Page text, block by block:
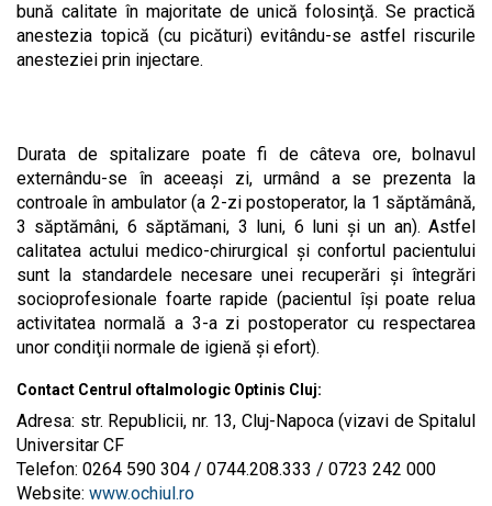
bună calitate în majoritate de unică folosinţă. Se practică
anestezia topică (cu picături) evitându-se astfel riscurile
anesteziei prin injectare.
Durata de spitalizare poate fi de câteva ore, bolnavul
externându-se în aceeaşi zi, urmând a se prezenta la
controale în ambulator (a 2-zi postoperator, la 1 săptămână,
3 săptămâni, 6 săptămani, 3 luni, 6 luni şi un an). Astfel
calitatea actului medico-chirurgical şi confortul pacientului
sunt la standardele necesare unei recuperări şi întegrări
socioprofesionale foarte rapide (pacientul îşi poate relua
activitatea normală a 3-a zi postoperator cu respectarea
unor condiţii normale de igienă şi efort).
Contact Centrul oftalmologic Optinis Cluj:
Adresa: str. Republicii, nr. 13, Cluj-Napoca (vizavi de Spitalul
Universitar CF
Telefon: 0264 590 304 / 0744.208.333 / 0723 242 000
Website: www.ochiul.ro